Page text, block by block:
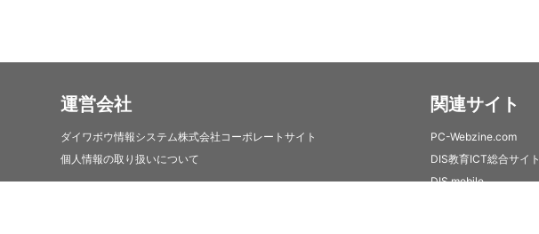
運営会社
ダイワボウ情報システム株式会社コーポレートサイト
個人情報の取り扱いについて
関連サイト
PC-Webzine.com
DIS教育ICT総合サイト
DIS mobile